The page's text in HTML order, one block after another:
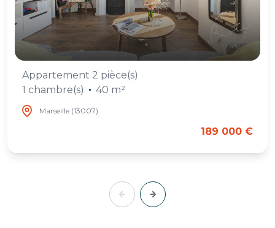
Appartement 2 pièce(s)
1 chambre(s)
40 m²
Marseille (13007)
189 000 €